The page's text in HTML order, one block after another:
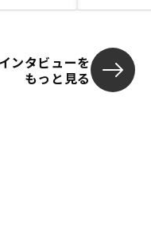
ンタビューを
もっと見る